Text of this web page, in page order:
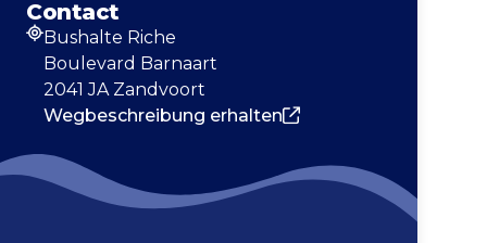
Contact
Adresse
Bushalte Riche
Boulevard Barnaart
2041 JA Zandvoort
Wegbeschreibung erhalten